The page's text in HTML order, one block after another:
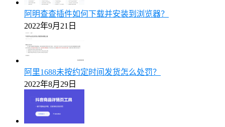
阿明查查插件如何下载并安装到浏览器？
2022年9月21日
阿里1688未按约定时间发货怎么处罚？
2022年8月29日